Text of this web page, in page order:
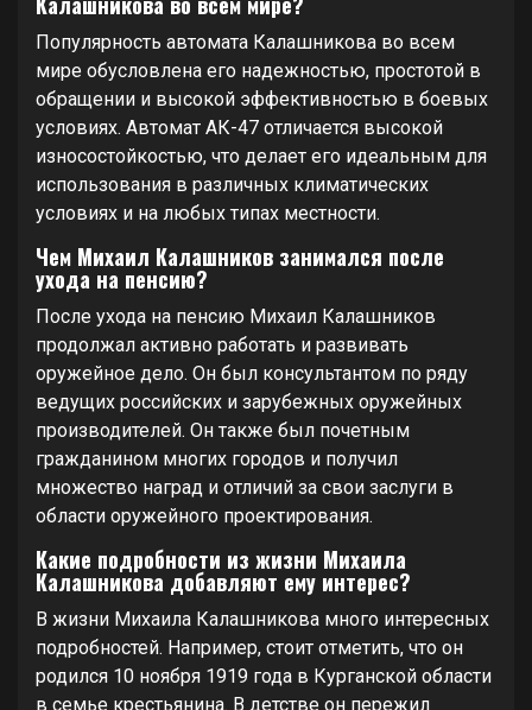
Популярность автомата Калашникова во всем
мире обусловлена его надежностью, простотой в
обращении и высокой эффективностью в боевых
условиях. Автомат АК-47 отличается высокой
износостойкостью, что делает его идеальным для
использования в различных климатических
условиях и на любых типах местности.
Чем Михаил Калашников занимался после
ухода на пенсию?
После ухода на пенсию Михаил Калашников
продолжал активно работать и развивать
оружейное дело. Он был консультантом по ряду
ведущих российских и зарубежных оружейных
производителей. Он также был почетным
гражданином многих городов и получил
множество наград и отличий за свои заслуги в
области оружейного проектирования.
Какие подробности из жизни Михаила
Калашникова добавляют ему интерес?
В жизни Михаила Калашникова много интересных
подробностей. Например, стоит отметить, что он
родился 10 ноября 1919 года в Курганской области
в семье крестьянина. В детстве он пережил